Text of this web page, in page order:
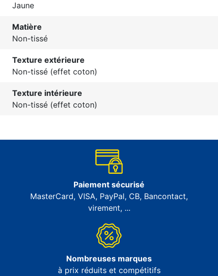
Jaune
Matière
Non-tissé
Texture extérieure
Non-tissé (effet coton)
Texture intérieure
Non-tissé (effet coton)
Paiement sécurisé
MasterCard, VISA, PayPal, CB, Bancontact,
virement, ...
Nombreuses marques
à prix réduits et compétitifs